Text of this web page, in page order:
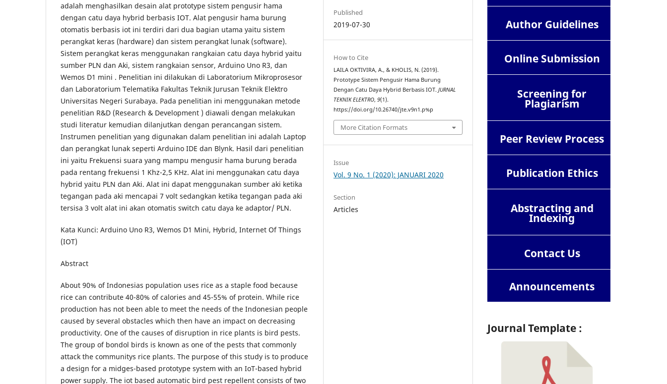
adalah menghasilkan desain alat prototype sistem pengusir hama
dengan catu daya hybrid berbasis IOT. Alat pengusir hama burung
otomatis berbasis iot ini terdiri dari dua bagian utama yaitu sistem
perangkat keras (hardware) dan sistem perangkat lunak (software).
Sistem perangkat keras menggunakan rangkaian catu daya hybrid yaitu
sumber PLN dan Aki, sistem rangkaian sensor, Arduino Uno R3, dan
Wemos D1 mini . Penelitian ini dilakukan di Laboratorium Mikroprosesor
dan Laboratorium Telematika Fakultas Teknik Jurusan Teknik Elektro
Universitas Negeri Surabaya. Pada penelitian ini menggunakan metode
penelitian R&D (Research & Development ) diawali dengan melakukan
studi literatur kemudian dilanjutkan dengan perancangan sistem.
Instrumen penelitian yang digunakan dalam penelitian ini adalah Laptop
dan perangkat lunak seperti Arduino IDE dan Blynk. Hasil dari penelitian
ini yaitu Frekuensi suara yang mampu mengusir hama burung berada
pada rentang frekuensi 1 Khz-2,5 KHz. Alat ini menggunakan catu daya
hybrid yaitu PLN dan Aki. Alat ini dapat menggunakan sumber aki ketika
tegangan pada aki mencapai 7 volt sedangkan ketika tegangan pada aki
tersisa 3 volt alat ini akan otomatis switch catu daya ke adaptor/ PLN.
Kata Kunci: Arduino Uno R3, Wemos D1 Mini, Hybrid, Internet Of Things
(IOT)
Abstract
About 90% of Indonesias population uses rice as a staple food because
rice can contribute 40-80% of calories and 45-55% of protein. While rice
production has not been able to meet the needs of the Indonesian people
caused by several obstacles which then have an impact on decreasing
productivity. One of the causes of disruption in rice plants is bird pests.
The group of bondol birds is known as one of the pests that commonly
attack the communitys rice plants. The purpose of this study is to produce
a design for a midges-based prototype system with an IoT-based hybrid
power supply. The iot based automatic bird pest repellent consists of two
Published
2019-07-30
How to Cite
LAILA OKTIVIRA, A., & KHOLIS, N. (2019).
Prototype Sistem Pengusir Hama Burung
Dengan Catu Daya Hybrid Berbasis IOT.JURNAL
TEKNIK ELEKTRO,9(1).
https://doi.org/10.26740/jte.v9n1.p%p
More Citation Formats
Issue
Vol. 9 No. 1 (2020): JANUARI 2020
Section
Articles
Author Guidelines
Online Submission
Screening for
Plagiarism
Peer Review Process
Publication Ethics
Abstracting and
Indexing
ContactUs
Announcements
Journal Template :